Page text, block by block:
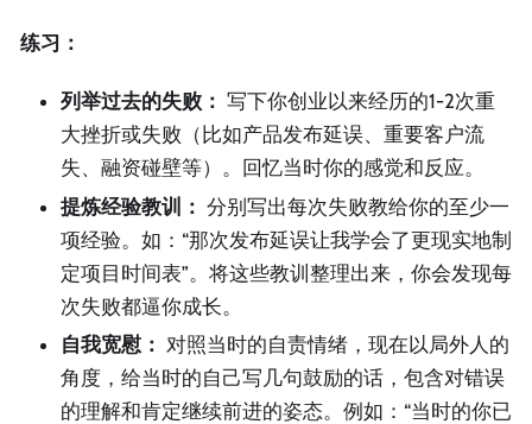
练习：
列举过去的失败： 写下你创业以来经历的1-2次重
大挫折或失败（比如产品发布延误、重要客户流
失、融资碰壁等）。回忆当时你的感觉和反应。
提炼经验教训： 分别写出每次失败教给你的至少一
项经验。如：“那次发布延误让我学会了更现实地制
定项目时间表”。将这些教训整理出来，你会发现每
次失败都逼你成长。
自我宽慰： 对照当时的自责情绪，现在以局外人的
角度，给当时的自己写几句鼓励的话，包含对错误
的理解和肯定继续前进的姿态。例如：“当时的你已